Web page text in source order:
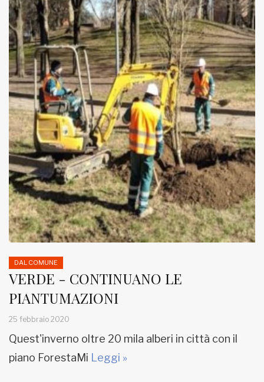
DAL COMUNE
VERDE - CONTINUANO LE
PIANTUMAZIONI
25 febbraio 2020
Quest'inverno oltre 20 mila alberi in città con il
piano ForestaMi Leggi »